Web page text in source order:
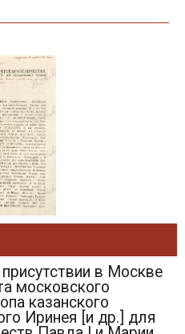
в Москве
московского
казанского
Иринея [и др.] для